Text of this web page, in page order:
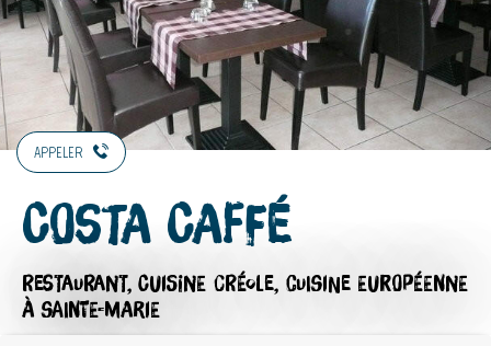
APPELER
Costa Caffé
RESTAURANT, CUISINE CRÉOLE, CUISINE EUROPÉENNE
À SAINTE-MARIE